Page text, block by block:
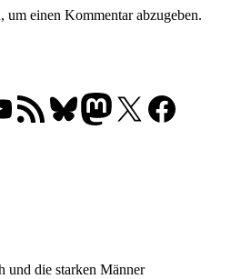
um einen Kommentar abzugeben.
Instagram
YouTube-Kanal
RSS-FeedBluesky
Folgt uns auf Mastodon
X Folgt uns auf
und die starken Männer